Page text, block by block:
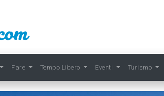
Fare Tempo Libero Eventi Turismo